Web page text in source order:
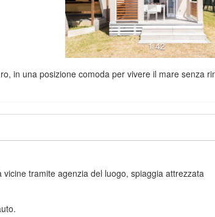
1/42
in una posizione comoda per vivere il mare
tramite agenzia del luogo, spiaggia attrezzata